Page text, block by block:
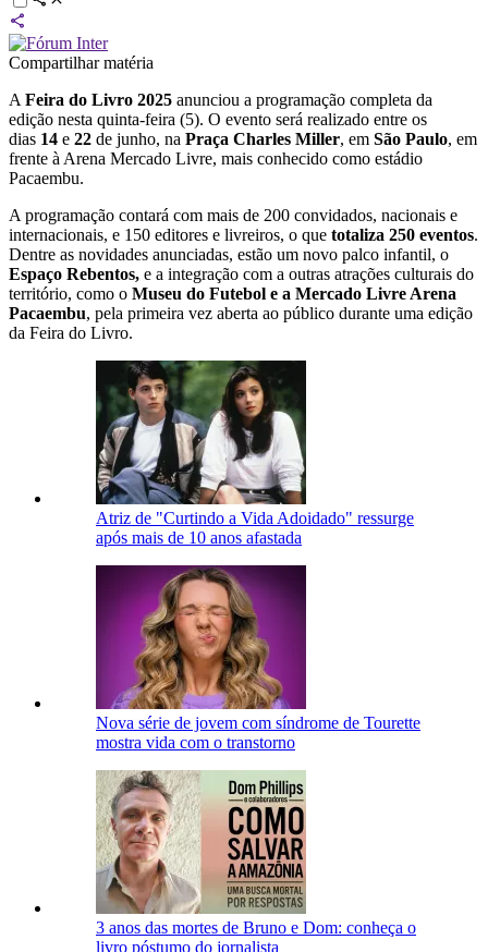
Compartilhar matéria
A Feira do Livro 2025 anunciou a programação completa da
edição nesta quinta-feira (5). O evento será realizado entre os
dias 14 e 22 de junho, na Praça Charles Miller, em São Paulo, em
frente à Arena Mercado Livre, mais conhecido como estádio
Pacaembu.
A programação contará com mais de 200 convidados, nacionais e
internacionais, e 150 editores e livreiros, o que totaliza 250 eventos.
Dentre as novidades anunciadas, estão um novo palco infantil, o
Espaço Rebentos, e a integração com a outras atrações culturais do
território, como o Museu do Futebol e a Mercado Livre Arena
Pacaembu, pela primeira vez aberta ao público durante uma edição
da Feira do Livro.
Atriz de "Curtindo a Vida Adoidado" ressurge
após mais de 10 anos afastada
Nova série de jovem com síndrome de Tourette
mostra vida com o transtorno
3 anos das mortes de Bruno e Dom: conheça o
livro póstumo do jornalista